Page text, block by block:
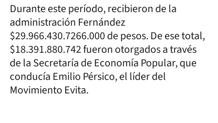
Durante este período, recibieron de la
administración Fernández
$29.966.430.7266.000 de pesos. De ese total,
$18.391.880.742 fueron otorgados a través
de la Secretaría de Economía Popular, que
conducía Emilio Pérsico, el líder del
Movimiento Evita.